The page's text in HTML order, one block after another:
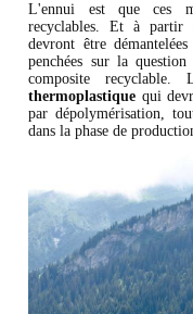
L'ennui est que ces
recyclables. Et à partir
devront être
penchées sur la
composite
thermoplastique qui
par dépolymérisation,
dans la phase de